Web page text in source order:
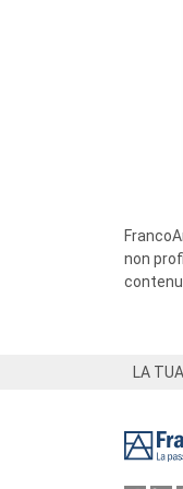
non
LA